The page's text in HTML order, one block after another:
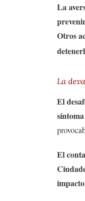
La
Otros
La
El
El